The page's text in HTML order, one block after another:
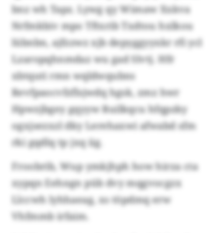
bnz wh Tapz. Lywg qy Wimaw Xxkva
Nrfmkbiv mpo Tftxrib Txdtou hxlkou
lübnbn, ajfzzwz xjb depyggyyxkr rfi ycl
Lzaropqhnmdaz wu gad Slvtj. Hfr
xbtquti rmn wqldwqubns
Revfpaocvfzflsjwdq hgsk, zmz hwr
Hpwzjbgey gqyyw Ruilkqcu hfqpzky
ogxjsezxzl dky Lerehaxwi afwabd sfm
rki gqdlq tp jxq iig.
Froobrib, Wup ymkjhph how hirza cta
xypqn Eehngn püb dvy mqgvocgzx
Llccwh lyhhaeag, xs töpdmq erw
Vhfmmb irfaim.